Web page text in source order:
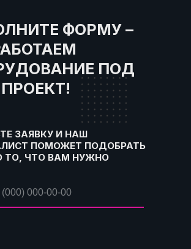
ЗАЯВКУ И НАШ
ПОМОЖЕТ ПОДОБРАТЬ
ТО, ЧТО ВАМ НУЖНО
ФОРМУ –
ПОД